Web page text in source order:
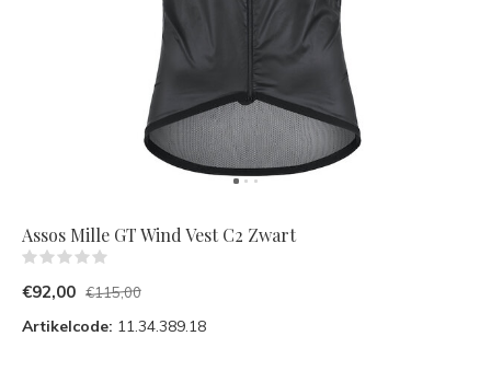
Assos Mille GT Wind Vest C2 Zwart
€92,00 €115,00
Artikelcode: 11.34.389.18